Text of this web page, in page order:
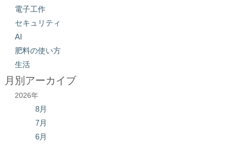
電子工作
セキュリティ
AI
肥料の使い方
生活
月別アーカイブ
2026年
8月
7月
6月